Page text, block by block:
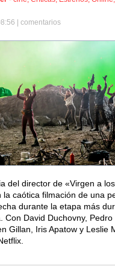
| comentarios
del director de «Virgen a
la caótica filmación de una
durante la etapa más
Con David Duchovny, Pedro
Gillan, Iris Apatow y Leslie